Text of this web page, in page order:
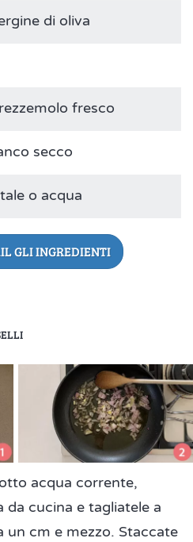
di oliva
fresco
secco
o acqua
GLI INGREDIENTI
acqua corrente,
cucina e tagliatele a
un cm e mezzo. Staccate